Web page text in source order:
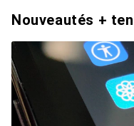
Nouveautés +